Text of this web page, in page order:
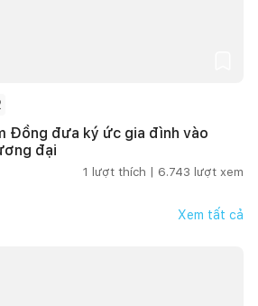
Đồng đưa ký ức gia đình vào
đại
1 lượt thích | 6.743 lượt xem
Xem tất cả